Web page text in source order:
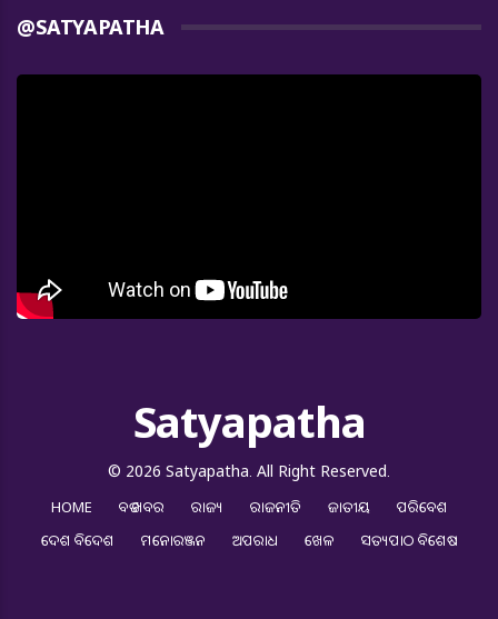
@SATYAPATHA
Satyapatha
© 2026 Satyapatha. All Right Reserved.
HOME ବଡ ଖବର ରାଜ୍ୟ ରାଜନୀତି ଜାତୀୟ
ପରିବେଶ
ଦେଶ ବିଦେଶ
ମନୋରଞ୍ଜନ ଅପରାଧ ଖେଳ ସତ୍ୟପାଠ ବିଶେଷ